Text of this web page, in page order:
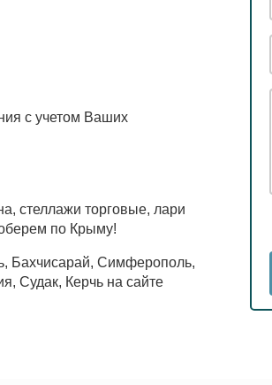
с учетом Ваших
стеллажи торговые, лари
по Крыму!
Бахчисарай, Симферополь,
Судак, Керчь на сайте